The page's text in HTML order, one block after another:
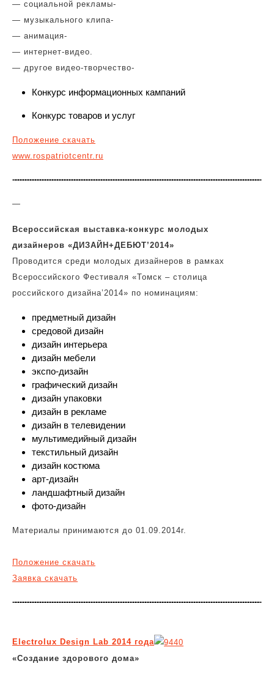
— социальной рекламы-
— музыкального клипа-
— анимация-
— интернет-видео.
— другое видео-творчество-
Конкурс информационных кампаний
Конкурс товаров и услуг
Положение скачать
www.rospatriotcentr.ru
—
Всероссийская выставка-конкурс молодых
дизайнеров «ДИЗАЙН+ДЕБЮТ’2014»
Проводится среди молодых дизайнеров в рамках
Всероссийского Фестиваля «Томск – столица
российского дизайна’2014» по номинациям:
предметный дизайн
средовой дизайн
дизайн интерьера
дизайн мебели
экспо-дизайн
графический дизайн
дизайн упаковки
дизайн в рекламе
дизайн в телевидении
мультимедийный дизайн
текстильный дизайн
дизайн костюма
арт-дизайн
ландшафтный дизайн
фото-дизайн
Материалы принимаются до 01.09.2014г.
Положение скачать
Заявка скачать
Electrolux Design Lab 2014 года
«Создание здорового дома»